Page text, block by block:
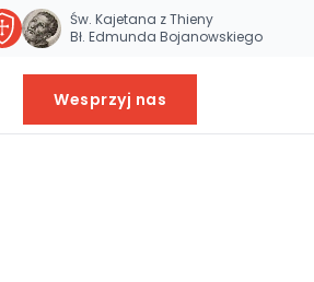
Św. Kajetana z Thieny
Bł. Edmunda Bojanowskiego
Wesprzyj nas